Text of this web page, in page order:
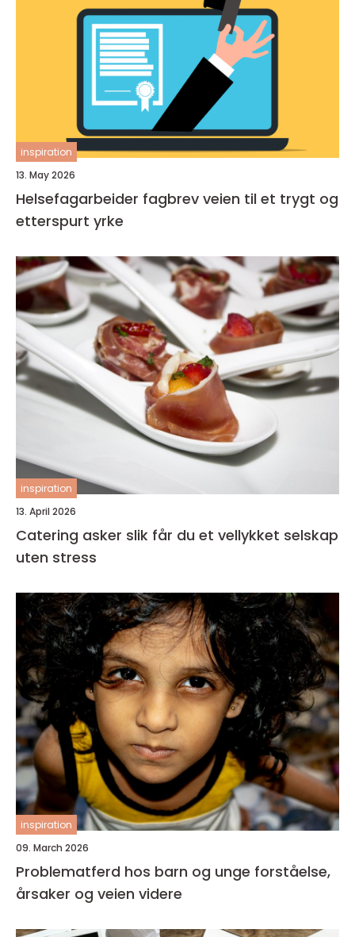
inspiration
13. May 2026
Helsefagarbeider fagbrev veien til et trygt og
etterspurt yrke
inspiration
13. April 2026
Catering asker slik får du et vellykket selskap
uten stress
inspiration
09. March 2026
Problematferd hos barn og unge forståelse,
årsaker og veien videre